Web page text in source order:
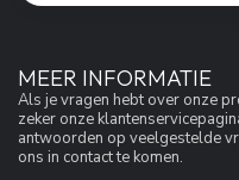
MEER INFORMATIE
Als je vragen hebt over onze
zeker onze
antwoorden op veelgestelde
ons in contact te komen.